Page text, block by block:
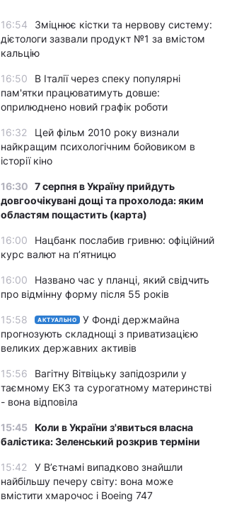
16:54
Зміцнює кістки та нервову систему:
дієтологи зазвали продукт №1 за вмістом
кальцію
16:50
В Італії через спеку популярні
пам'ятки працюватимуть довше:
оприлюднено новий графік роботи
16:32
Цей фільм 2010 року визнали
найкращим психологічним бойовиком в
історії кіно
16:30 7 серпня в Україну прийдуть
довгоочікувані дощі та прохолода: яким
областям пощастить (карта)
16:00
Нацбанк послабив гривню: офіційний
курс валют на п’ятницю
16:00
Названо час у планці, який свідчить
про відмінну форму після 55 років
15:58 АКТУАЛЬНО
У Фонді держмайна
прогнозують складнощі з приватизацією
великих державних активів
15:56
Вагітну Вітвіцьку запідозрили у
таємному ЕКЗ та сурогатному материнстві
- вона відповіла
15:45 Коли в України з'явиться власна
балістика: Зеленський розкрив терміни
15:42
У Вʼєтнамі випадково знайшли
найбільшу печеру світу: вона може
вмістити хмарочос і Boeing 747